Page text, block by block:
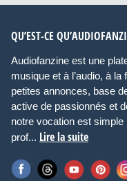
QU’EST-CE
Audiofanzine est une
musique et à l’audio, à
petites annonces, base
active de passionnés et
notre vocation est
prof... Lire la suite